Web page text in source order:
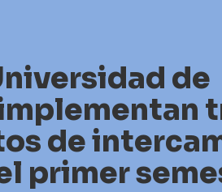
de
de
primer